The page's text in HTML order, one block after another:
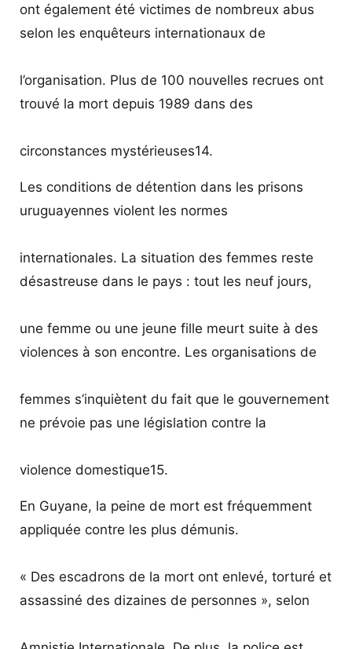
ont également été victimes de nombreux abus
selon les enquêteurs internationaux de
l’organisation. Plus de 100 nouvelles recrues ont
trouvé la mort depuis 1989 dans des
circonstances mystérieuses14.
Les conditions de détention dans les prisons
uruguayennes violent les normes
internationales. La situation des femmes reste
désastreuse dans le pays : tout les neuf jours,
une femme ou une jeune fille meurt suite à des
violences à son encontre. Les organisations de
femmes s’inquiètent du fait que le gouvernement
ne prévoie pas une législation contre la
violence domestique15.
En Guyane, la peine de mort est fréquemment
appliquée contre les plus démunis.
« Des escadrons de la mort ont enlevé, torturé et
assassiné des dizaines de personnes », selon